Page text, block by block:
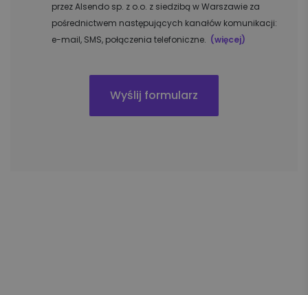
przez Alsendo sp. z o.o. z siedzibą w Warszawie za
pośrednictwem następujących kanałów komunikacji:
e-mail, SMS, połączenia telefoniczne. (więcej)